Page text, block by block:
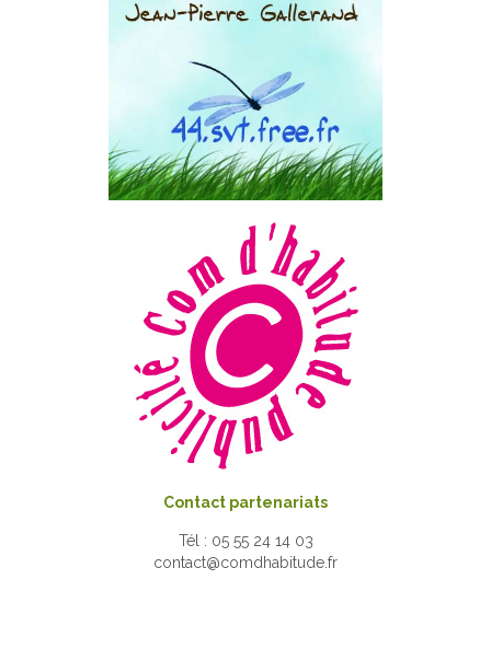
Contact partenariats
Tél : 05 55 24 14 03
contact@comdhabitude.fr